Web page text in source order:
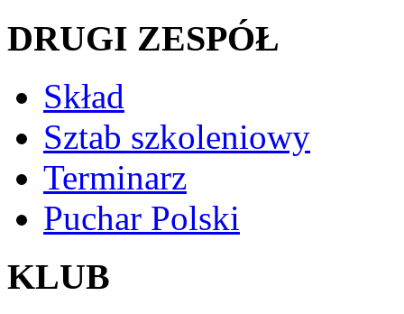
DRUGI ZESPÓŁ
Skład
Sztab szkoleniowy
Terminarz
Puchar Polski
KLUB